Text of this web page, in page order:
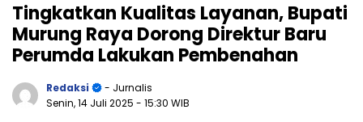
Tingkatkan Kualitas Layanan, Bupati
Murung Raya Dorong Direktur Baru
Perumda Lakukan Pembenahan
Redaksi
- Jurnalis
Senin, 14 Juli 2025 - 15:30 WIB